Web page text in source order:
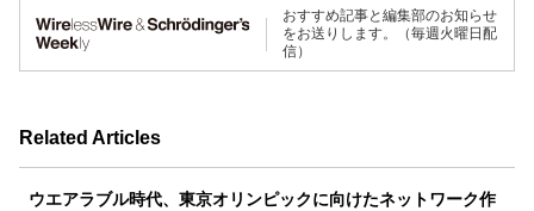
おすすめ記事と編集部のお知らせ
をお送りします。（毎週火曜日配
信）
Related Articles
ウエアラブル時代、東京オリンピックに向けたネットワーク作